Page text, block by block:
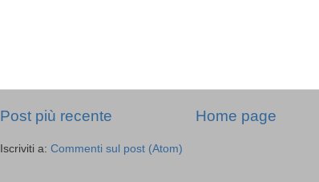
Post più recente Home page
Iscriviti a: Commenti sul post (Atom)